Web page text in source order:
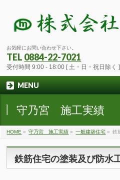
お気軽にお問い合わせ下さい。
TEL 0884-22-7021
受付時間 9:00 - 18:00 [ 土・日・祝日除く ]
MENU
守乃宮 施工実績
HOME » 守乃宮 施工実績 » 一般建築住宅 » 鉄
鉄筋住宅の塗装及び防水